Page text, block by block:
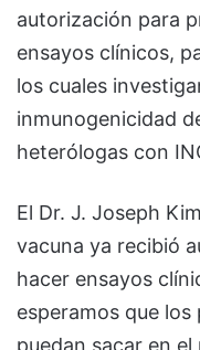
autorización para
ensayos clínicos,
los cuales
inmunogenicidad
heterólogas con
El Dr. J. Joseph
vacuna ya recibió
hacer ensayos
esperamos que
puedan sacar en